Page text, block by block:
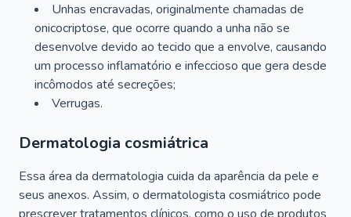
Unhas encravadas, originalmente chamadas de
onicocriptose, que ocorre quando a unha não se
desenvolve devido ao tecido que a envolve, causando
um processo inflamatório e infeccioso que gera desde
incômodos até secreções;
Verrugas.
Dermatologia cosmiátrica
Essa área da dermatologia cuida da aparência da pele e
seus anexos. Assim, o dermatologista cosmiátrico pode